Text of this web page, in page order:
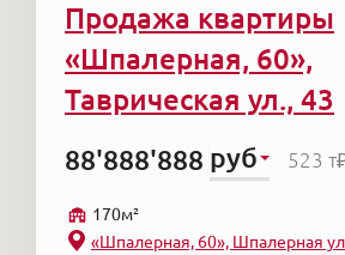
Продажа квартиры
«Шпалерная, 60»,
Таврическая ул., 43
88'888'888 руб 523
170м²
«Шпалерная, 60», Шпалерная